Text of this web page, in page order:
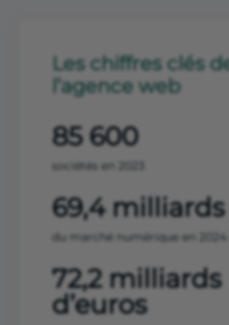
Les chiffres clés
l’agence web
85 600
sociétés en 2023
69,4 milliards
du marché numérique en 2024
72,2 milliards
d’euros